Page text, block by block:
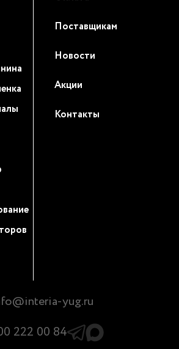
Поставщикам
Новости
Акции
Контакты
yug.ru
222 00 84